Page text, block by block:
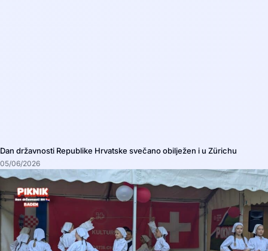
Dan državnosti Republike Hrvatske svečano obilježen i u Zürichu
05/06/2026